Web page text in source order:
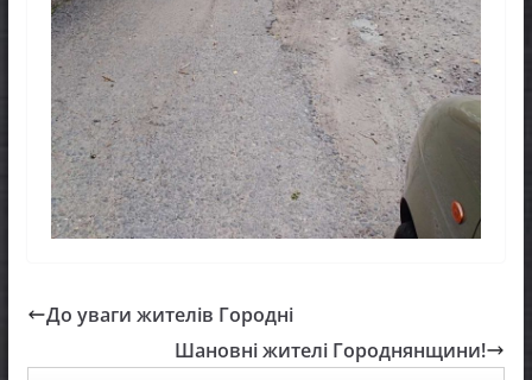
До уваги жителів Городні
Шановні жителі Городнянщини!